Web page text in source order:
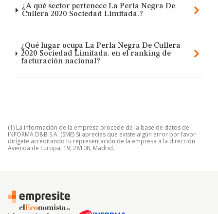
¿A qué sector pertenece La Perla Negra De
Cullera 2020 Sociedad Limitada.?
¿Qué lugar ocupa La Perla Negra De Cullera
2020 Sociedad Limitada. en el ranking de
facturación nacional?
(1) La información de la empresa procede de la base de datos de
INFORMA D&B S.A. (SME) Si aprecias que existe algún error por favor
dirígete acreditando tu representación de la empresa a la dirección
Avenida de Europa, 19, 28108, Madrid.